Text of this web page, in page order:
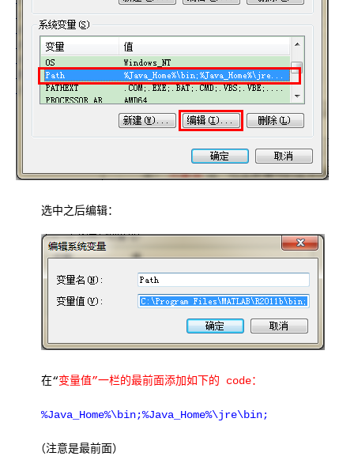
选中之后编辑：
在“变量值”一栏的最前面添加如下的 code：
%Java_Home%\bin;%Java_Home%\jre\bin;
（注意是最前面）